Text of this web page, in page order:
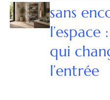
sans
l’espace
qui
l’entrée